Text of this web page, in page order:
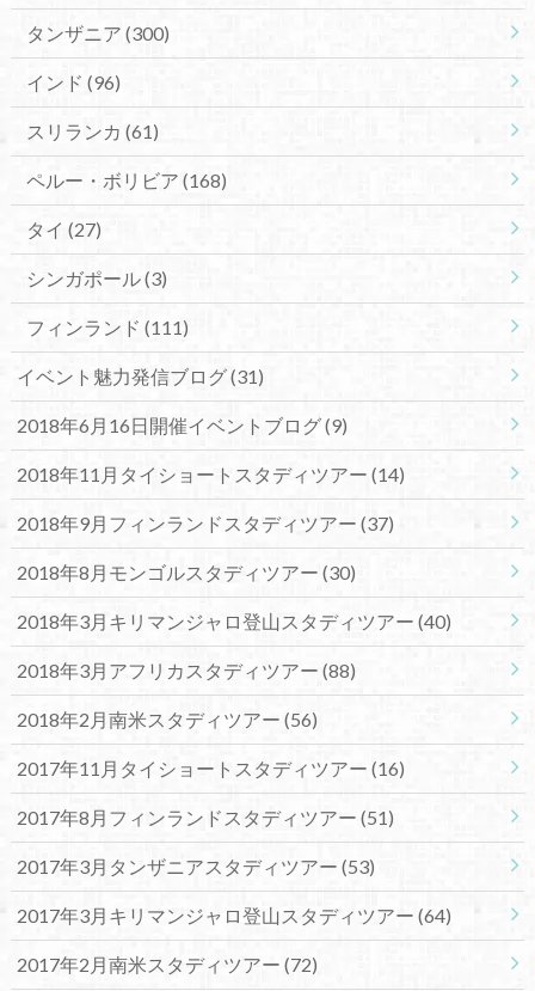
タンザニア (300)
インド (96)
スリランカ (61)
ペルー・ボリビア (168)
タイ (27)
シンガポール(3)
フィンランド (111)
イベント魅力発信ブログ(31)
2018年6月16日開催イベントブログ(9)
2018年11月タイショートスタディツアー (14)
2018年9月フィンランドスタディツアー (37)
2018年8月モンゴルスタディツアー (30)
2018年3月キリマンジャロ登山スタディツアー (40)
2018年3月アフリカスタディツアー (88)
2018年2月南米スタディツアー (56)
2017年11月タイショートスタディツアー (16)
2017年8月フィンランドスタディツアー (51)
2017年3月タンザニアスタディツアー (53)
2017年3月キリマンジャロ登山スタディツアー (64)
2017年2月南米スタディツアー (72)